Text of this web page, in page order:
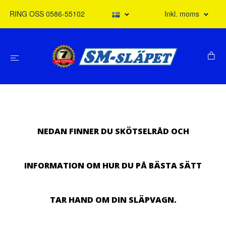
RING OSS 0586-55102 Inkl. moms
NEDAN FINNER DU SKÖTSELRÅD OCH
INFORMATION OM HUR DU PÅ BÄSTA SÄTT
TAR HAND OM DIN SLÄPVAGN.